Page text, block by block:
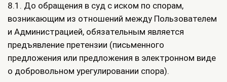
8.1. До обращения в суд с иском по спорам,
возникающим из отношений между Пользователем
и Администрацией, обязательным является
предъявление претензии (письменного
предложения или предложения в электронном виде
о добровольном урегулировании спора).